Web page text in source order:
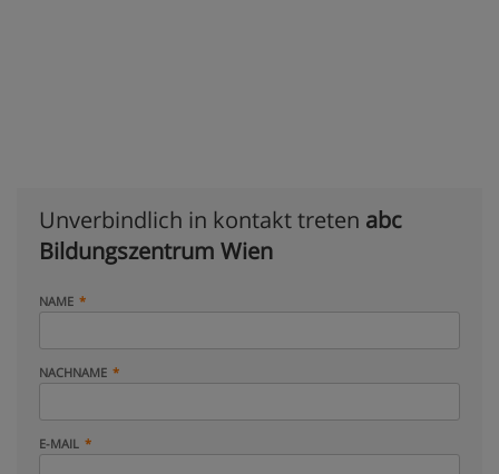
Unverbindlich in kontakt treten abc
Bildungszentrum Wien
NAME
NACHNAME
E-MAIL